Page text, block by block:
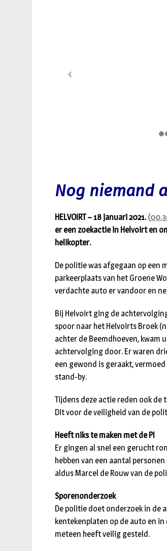
Nog niemand
HELVOIRT – 18 januari 2021.(
er een zoekactie in Helvoirt en
helikopter.
De politie was afgegaan op een
parkeerplaats van het Groene
verdachte auto er vandoor en
Bij Helvoirt ging de
spoor naar het Helvoirts Broek
achter de Beemdhoeven,
achtervolging door. Er waren
een gewond is geraakt,
stand-by.
Tijdens deze actie reden ook de
Dit voor de veiligheid van de
Heeft niks te maken met de PI
Er gingen al snel een gerucht
hebben van een aantal
aldus Marcel de Rouw van de
Sporenonderzoek
De politie doet onderzoek in de
kentekenplaten op de auto en
meteen heeft veilig gesteld.